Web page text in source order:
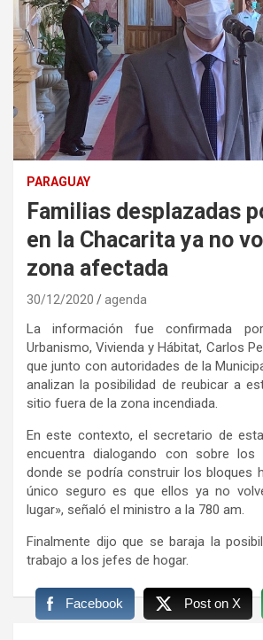
PARAGUAY
Familias desplazadas
en la Chacarita ya no
zona afectada
30/12/2020 agenda
La información fue confirmada
Urbanismo, Vivienda y Hábitat, Carlos
que junto con autoridades de la
analizan la posibilidad de reubicar a
sitio fuera de la zona incendiada.
En este contexto, el secretario de
encuentra dialogando con sobre los
donde se podría construir los bloques
único seguro es que ellos ya no
lugar», señaló el ministro a la 780 am.
Finalmente dijo que se baraja la
trabajo a los jefes de hogar.
Facebook Post on X